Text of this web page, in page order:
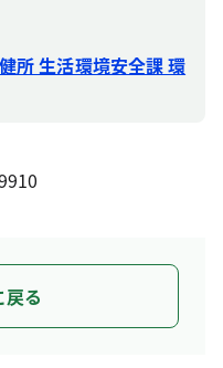
所 生活環境安全課 環
る